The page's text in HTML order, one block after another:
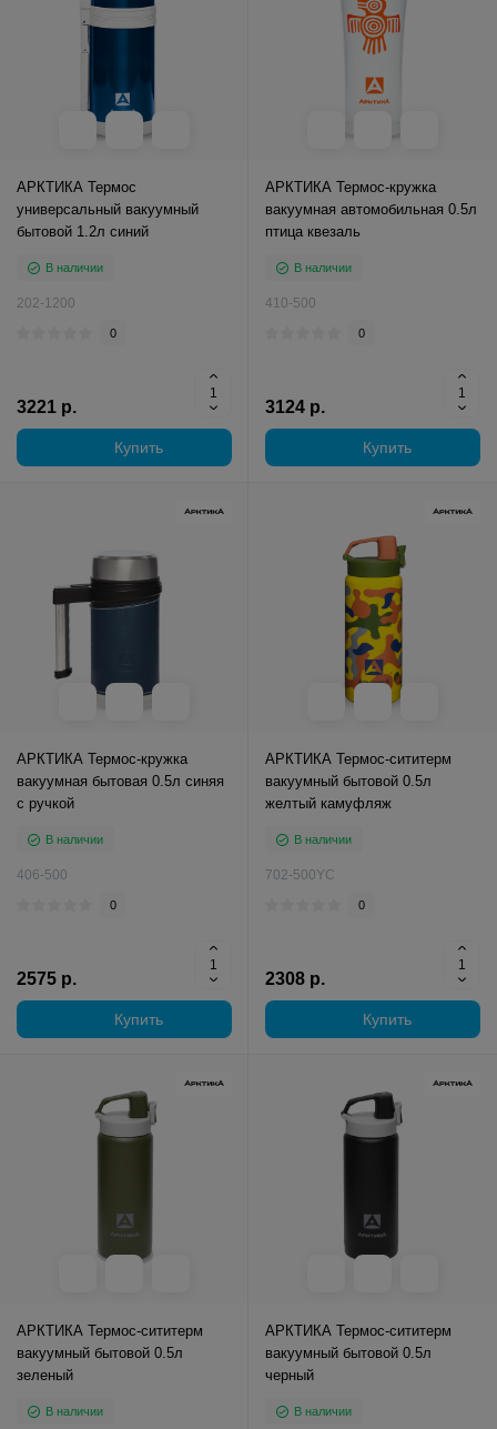
АРКТИКА Термос
универсальный вакуумный
бытовой 1.2л синий
В наличии
202-1200
0
3221 р.
Купить
АРКТИКА Термос-кружка
вакуумная автомобильная 0.5л
птица квезаль
В наличии
410-500
0
3124 р.
Купить
АРКТИКА Термос-кружка
вакуумная бытовая 0.5л синяя
с ручкой
В наличии
406-500
0
2575 р.
Купить
АРКТИКА Термос-сититерм
вакуумный бытовой 0.5л
желтый камуфляж
В наличии
702-500YC
0
2308 р.
Купить
АРКТИКА Термос-сититерм
вакуумный бытовой 0.5л
зеленый
В наличии
АРКТИКА Термос-сититерм
вакуумный бытовой 0.5л
черный
В наличии